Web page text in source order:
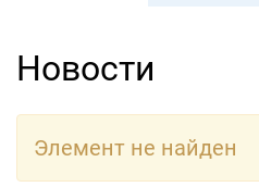
Новости
Элемент не найден